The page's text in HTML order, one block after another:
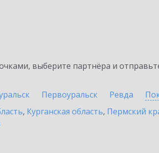
выберите партнёра и
Первоуральск Ревда
, Курганская область, Пермский